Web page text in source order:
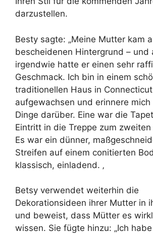
darzustellen.
Besty sagte: „Meine Mutter kam
bescheidenen Hintergrund – und
irgendwie hatte er einen sehr
Geschmack. Ich bin in einem
traditionellen Haus in Connecticut
aufgewachsen und erinnere mich
Dinge darüber. Eine war die
Eintritt in die Treppe zum
Es war ein dünner,
Streifen auf einem conitierten
klassisch, einladend. ‚
Betsy verwendet weiterhin die
Dekorationsideen ihrer Mutter in
und beweist, dass Mütter es
wissen. Sie fügte hinzu: „Ich